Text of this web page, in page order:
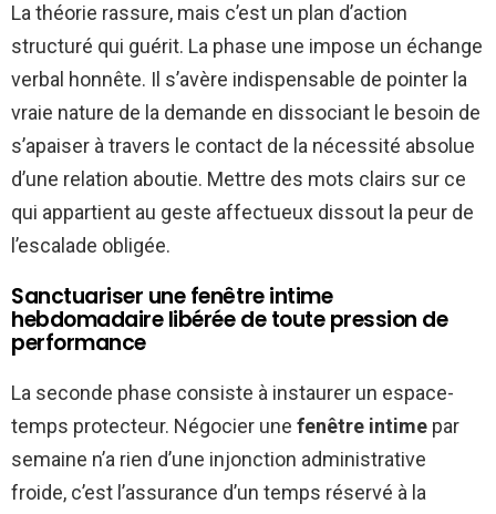
La théorie rassure, mais c’est un plan d’action
structuré qui guérit. La phase une impose un échange
verbal honnête. Il s’avère indispensable de pointer la
vraie nature de la demande en dissociant le besoin de
s’apaiser à travers le contact de la nécessité absolue
d’une relation aboutie. Mettre des mots clairs sur ce
qui appartient au geste affectueux dissout la peur de
l’escalade obligée.
Sanctuariser une fenêtre intime
hebdomadaire libérée de toute pression de
performance
La seconde phase consiste à instaurer un espace-
temps protecteur. Négocier une fenêtre intime par
semaine n’a rien d’une injonction administrative
froide, c’est l’assurance d’un temps réservé à la